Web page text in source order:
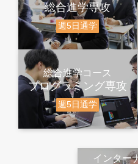
総合進学専攻
週5日通学
総合進学コース
プログラミング専攻
週5日通学
インター